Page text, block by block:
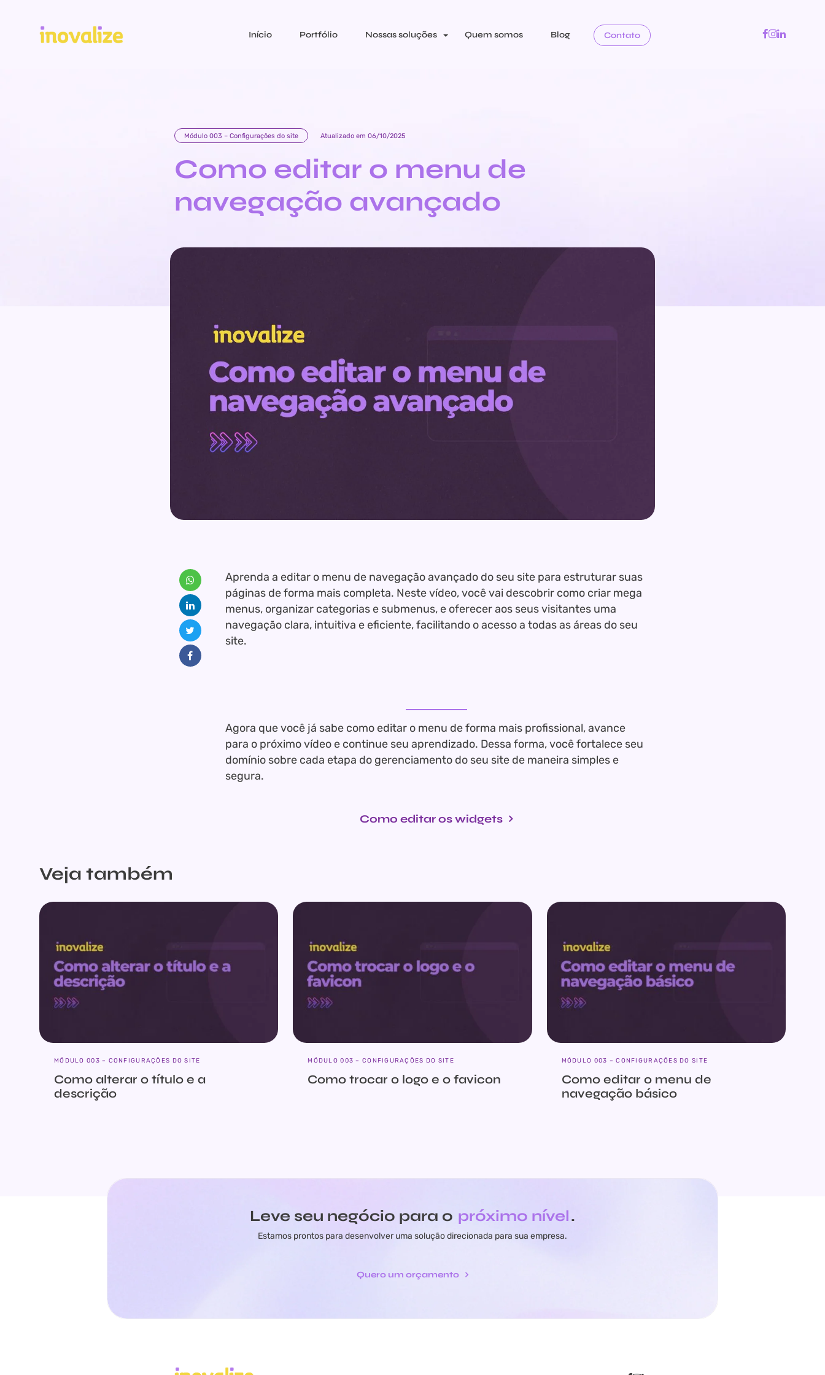
Início Portfólio Nossas soluções Quem somos Blog Contato
Módulo 003 – Configurações do site Atualizado em 06/10/2025
Como editar o menu de
navegação avançado
Aprenda a editar o menu de navegação avançado do seu site para estruturar suas
páginas de forma mais completa. Neste vídeo, você vai descobrir como criar mega
menus, organizar categorias e submenus, e oferecer aos seus visitantes uma
navegação clara, intuitiva e eficiente, facilitando o acesso a todas as áreas do seu
site.
Agora que você já sabe como editar o menu de forma mais profissional, avance
para o próximo vídeo e continue seu aprendizado. Dessa forma, você fortalece seu
domínio sobre cada etapa do gerenciamento do seu site de maneira simples e
segura.
Como editar os widgets
Veja também
MÓDULO 003 – CONFIGURAÇÕES DO SITE
Como alterar o título e a
descrição
MÓDULO 003 – CONFIGURAÇÕES DO SITE
Como trocar o logo e o favicon
MÓDULO 003 – CONFIGURAÇÕES DO SITE
Como editar o menu de
navegação básico
Leve seu negócio para o próximo nível.
Estamos prontos para desenvolver uma solução direcionada para sua empresa.
Quero um orçamento